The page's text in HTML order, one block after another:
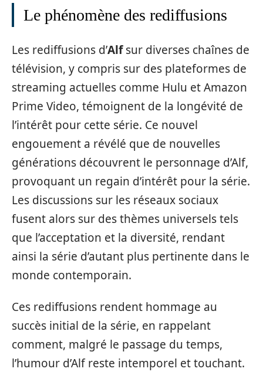
Le phénomène des rediffusions
Les rediffusions d’Alfsur diverses chaînes de
télévision, y compris sur des plateformes de
streaming actuelles comme Hulu et Amazon
Prime Video, témoignent de la longévité de
l’intérêt pour cette série. Ce nouvel
engouement a révélé que de nouvelles
générations découvrent le personnage d’Alf,
provoquant un regain d’intérêt pour la série.
Les discussions sur les réseaux sociaux
fusent alors sur des thèmes universels tels
que l’acceptation et la diversité, rendant
ainsi la série d’autant plus pertinente dans le
monde contemporain.
Ces rediffusions rendent hommage au
succès initial de la série, en rappelant
comment, malgré le passage du temps,
l’humour d’Alf reste intemporel et touchant.